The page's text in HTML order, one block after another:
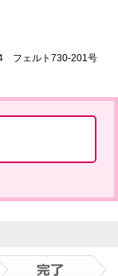
フェルト730-201号